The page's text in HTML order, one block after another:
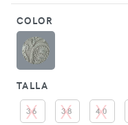
COLOR
TALLA
36 38 40